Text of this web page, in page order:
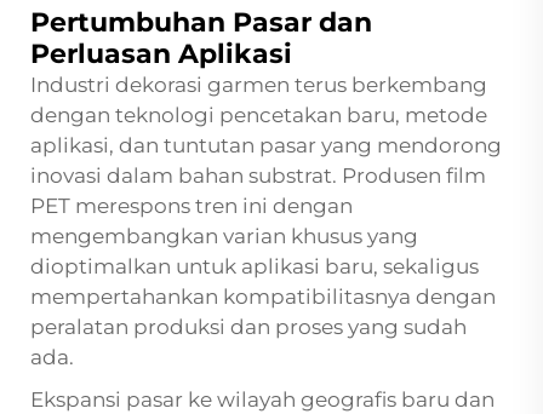
Pertumbuhan Pasar dan
Perluasan Aplikasi
Industri dekorasi garmen terus berkembang
dengan teknologi pencetakan baru, metode
aplikasi, dan tuntutan pasar yang mendorong
inovasi dalam bahan substrat. Produsen film
PET merespons tren ini dengan
mengembangkan varian khusus yang
dioptimalkan untuk aplikasi baru, sekaligus
mempertahankan kompatibilitasnya dengan
peralatan produksi dan proses yang sudah
ada.
Ekspansi pasar ke wilayah geografis baru dan